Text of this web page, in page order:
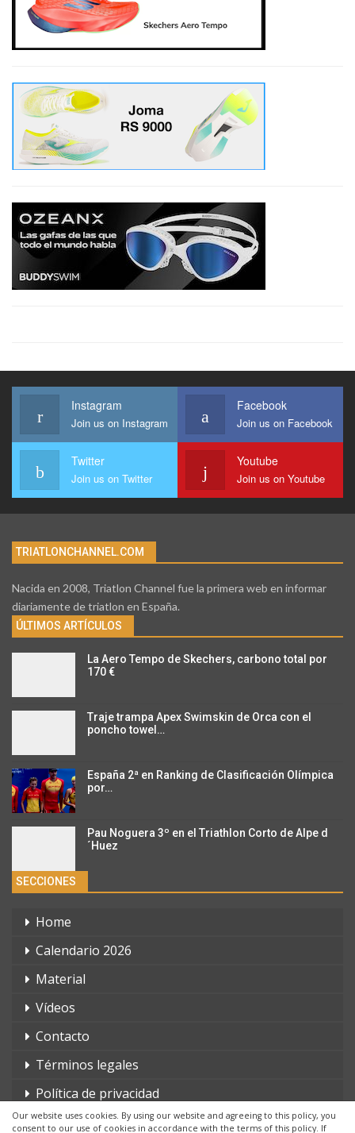
Our website uses cookies. By using our website and agreeing to this policy, you
consent to our use of cookies in accordance with the terms of this policy. If
Instagram
Join us on Instagram
Facebook
Join us on Facebook
Twitter
Join us on Twitter
Youtube
Join us on Youtube
TRIATLONCHANNEL.COM
Nacida en 2008, Triatlon Channel fue la primera web en informar
diariamente de triatlon en España.
ÚLTIMOS ARTÍCULOS
La Aero Tempo de Skechers, carbono total por
170 €
Traje trampa Apex Swimskin de Orca con el
poncho towel…
España 2ª en Ranking de Clasificación Olímpica
por…
Pau Noguera 3º en el Triathlon Corto de Alpe d
´Huez
SECCIONES
Home
Calendario 2026
Material
Vídeos
Contacto
Términos legales
Política de privacidad